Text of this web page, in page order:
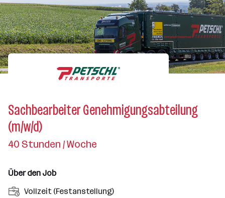
Sachbearbeiter Genehmigungsabteilung
(m/w/d)
40 Stunden / Woche
Über den Job
A
Vollzeit (Festanstellung)